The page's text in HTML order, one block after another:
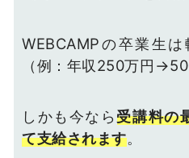
WEBCAMPの卒業生
（例：年収250万円
しかも今なら 受講料の
て支給されます。